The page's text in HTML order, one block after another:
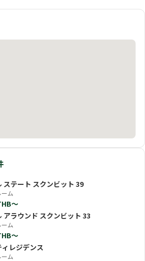
ステート スクンビット 39
ム
〜
アラウンド スクンビット 33
ム
〜
レジデンス
ム